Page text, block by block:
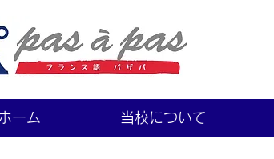
ーム 当校について